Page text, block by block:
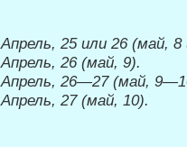
Апрель, 25 или 26 (май, 8
Апрель, 26 (май, 9).
Апрель, 26—27 (май,
Апрель, 27 (май, 10).